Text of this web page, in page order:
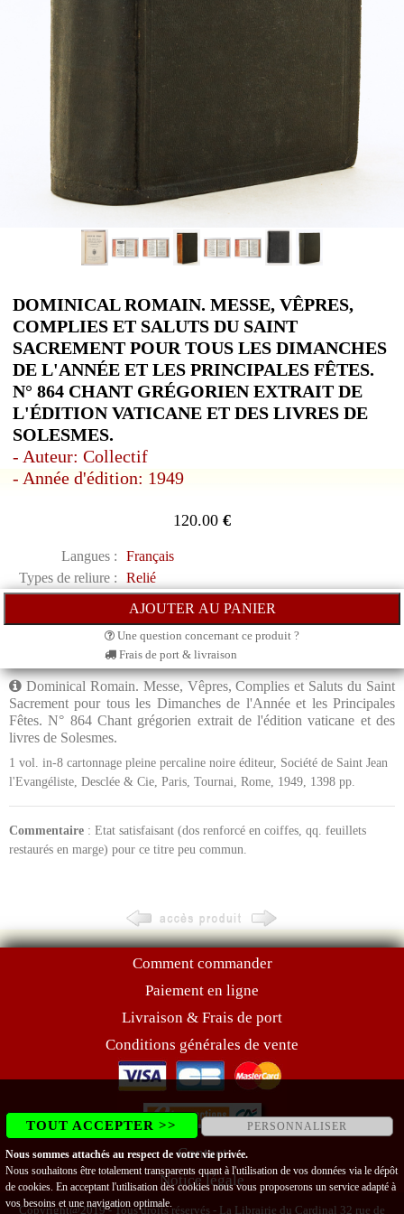
DOMINICAL ROMAIN. MESSE, VÊPRES,
COMPLIES ET SALUTS DU SAINT
SACREMENT POUR TOUS LES DIMANCHES
DE L'ANNÉE ET LES PRINCIPALES FÊTES.
N° 864 CHANT GRÉGORIEN EXTRAIT DE
L'ÉDITION VATICANE ET DES LIVRES DE
SOLESMES.
- Auteur: Collectif
- Année d'édition: 1949
120.00 €
Langues :
Français
Types de reliure :
Relié
Une question concernant ce produit ?
Frais de port & livraison
Dominical Romain. Messe, Vêpres, Complies et Saluts du Saint
Sacrement pour tous les Dimanches de l'Année et les Principales
Fêtes. N° 864 Chant grégorien extrait de l'édition vaticane et des
livres de Solesmes.
1 vol. in-8 cartonnage pleine percaline noire éditeur, Société de Saint Jean
l'Evangéliste, Desclée & Cie, Paris, Tournai, Rome, 1949, 1398 pp.
Commentaire : Etat satisfaisant (dos renforcé en coiffes, qq. feuillets
restaurés en marge) pour ce titre peu commun.
Comment commander
Paiement en ligne
Livraison & Frais de port
Conditions générales de vente
Contact
Notice légale
Copyright@2019 - Tous droits réservés - La Librairie du Cardinal 32 rue de
TOUT ACCEPTER >> PERSONNALISER
Nous sommes attachés au respect de votre vie privée.
Nous souhaitons être totalement transparents quant à l'utilisation de vos données via le dépôt
de cookies. En acceptant l'utilisation des cookies nous vous proposerons un service adapté à
vos besoins et une navigation optimale.